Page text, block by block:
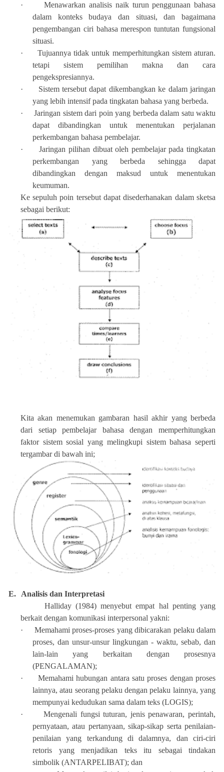
·
Menawarkan analisis naik turun penggunaan bahasa
dalam konteks budaya dan situasi, dan bagaimana
pengembangan ciri bahasa merespon tuntutan fungsional
situasi.
·
Tujuannya tidak untuk memperhitungkan sistem aturan.
tetapi sistem pemilihan makna dan cara
pengekspresiannya.
·
Sistem tersebut dapat dikembangkan ke dalam jaringan
yang lebih intensif pada tingkatan bahasa yang berbeda.
·
Jaringan sistem dari poin yang berbeda dalam satu waktu
dapat dibandingkan untuk menentukan perjalanan
perkembangan bahasa pembelajar.
·
Jaringan pilihan dibuat oleh pembelajar pada tingkatan
perkembangan yang berbeda sehingga dapat
dibandingkan dengan maksud untuk menentukan
keumuman.
Ke sepuluh poin tersebut dapat disederhanakan dalam sketsa
sebagai berikut:
Kita akan menemukan gambaran hasil akhir yang berbeda
dari setiap pembelajar bahasa dengan memperhitungkan
faktor sistem sosial yang melingkupi sistem bahasa seperti
tergambar di bawah ini;
E.
Analisis dan Interpretasi
Halliday (1984) menyebut empat hal penting yang
berkait dengan komunikasi interpersonal yakni:
·
Memahami proses-proses yang dibicarakan pelaku dalam
proses, dan unsur-unsur lingkungan - waktu, sebab, dan
lain-lain yang berkaitan dengan prosesnya
(PENGALAMAN);
·
Memahami hubungan antara satu proses dengan proses
lainnya, atau seorang pelaku dengan pelaku lainnya, yang
mempunyai kedudukan sama dalam teks (LOGIS);
·
Mengenali fungsi tuturan, jenis penawaran, perintah,
pernyataan, atau pertanyaan, sikap-sikap serta penilaian-
penilaian yang terkandung di dalamnya, dan ciri-ciri
retoris yang menjadikan teks itu sebagai tindakan
simbolik (ANTARPELIBAT); dan